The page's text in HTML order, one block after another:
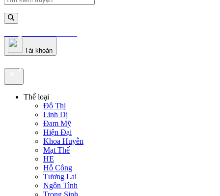
truyenfullz.com
Tài khoản
truyenfullz.com
Thể loại
Đô Thị
Linh Dị
Đam Mỹ
Hiện Đại
Khoa Huyễn
Mạt Thế
HE
Hỗ Công
Tương Lai
Ngôn Tình